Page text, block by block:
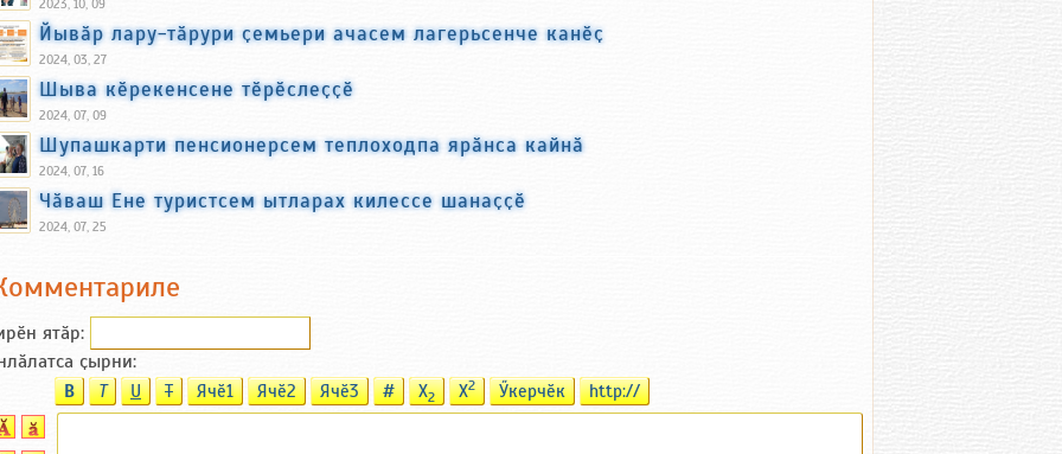
2023, 10, 09
Йывӑр лару-тӑрури ҫемьери ачасем лагерьсенче канӗҫ
2024, 03, 27
Шыва кӗрекенсене тӗрӗслеҫҫӗ
2024, 07, 09
Шупашкарти пенсионерсем теплоходпа ярӑнса кайнӑ
2024, 07, 16
Чӑваш Ене туристсем ытларах килессе шанаҫҫӗ
2024, 07, 25
ятӑp:
ҫырни:
B T U T Ячӗ1 Ячӗ2 Ячӗ3 # X2 X2 Ӳкерчӗк http://